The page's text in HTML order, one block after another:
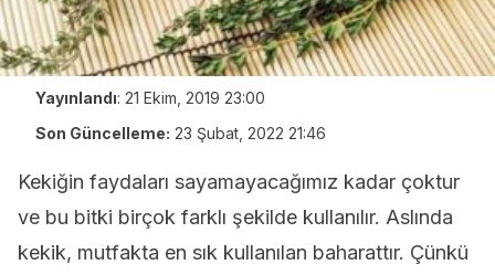
Yayınlandı: 21 Ekim, 2019 23:00
Son Güncelleme: 23 Şubat, 2022 21:46
Kekiğin faydaları sayamayacağımız kadar çoktur
ve bu bitki birçok farklı şekilde kullanılır. Aslında
kekik, mutfakta en sık kullanılan baharattır. Çünkü